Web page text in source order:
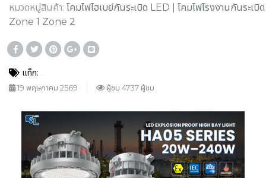
หมวดหมู่สินค้า: โคมไฟไฮเบย์กันระเบิด LED | โคมไฟโรงงานกันระเบิด
Zone 1 Zone 2
แท็ก:
19 พฤษภาคม 2569 ผู้ชม 4737 ผู้ชม